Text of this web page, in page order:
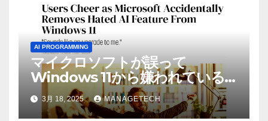
AI PROGRAMMING
マイクロソフトが誤って
Windows 11から嫌われている
AI機能を削除したことにユーザ
ーが歓喜
3月 18, 2025 MANAGETECH